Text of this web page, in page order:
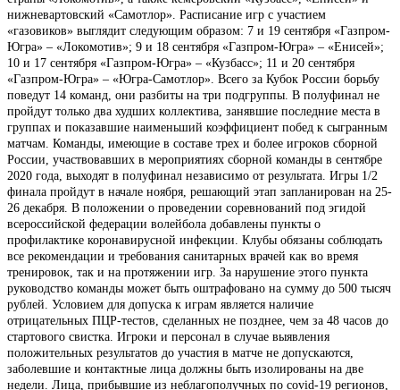
нижневартовский «Самотлор». Расписание игр с участием
«газовиков» выглядит следующим образом: 7 и 19 сентября «Газпром-
Югра» – «Локомотив»; 9 и 18 сентября «Газпром-Югра» – «Енисей»;
10 и 17 сентября «Газпром-Югра» – «Кузбасс»; 11 и 20 сентября
«Газпром-Югра» – «Югра-Самотлор». Всего за Кубок России борьбу
поведут 14 команд, они разбиты на три подгруппы. В полуфинал не
пройдут только два худших коллектива, занявшие последние места в
группах и показавшие наименьший коэффициент побед к сыгранным
матчам. Команды, имеющие в составе трех и более игроков сборной
России, участвовавших в мероприятиях сборной команды в сентябре
2020 года, выходят в полуфинал независимо от результата. Игры 1/2
финала пройдут в начале ноября, решающий этап запланирован на 25-
26 декабря. В положении о проведении соревнований под эгидой
всероссийской федерации волейбола добавлены пункты о
профилактике коронавирусной инфекции. Клубы обязаны соблюдать
все рекомендации и требования санитарных врачей как во время
тренировок, так и на протяжении игр. За нарушение этого пункта
руководство команды может быть оштрафовано на сумму до 500 тысяч
рублей. Условием для допуска к играм является наличие
отрицательных ПЦР-тестов, сделанных не позднее, чем за 48 часов до
стартового свистка. Игроки и персонал в случае выявления
положительных результатов до участия в матче не допускаются,
заболевшие и контактные лица должны быть изолированы на две
недели. Лица, прибывшие из неблагополучных по covid-19 регионов,